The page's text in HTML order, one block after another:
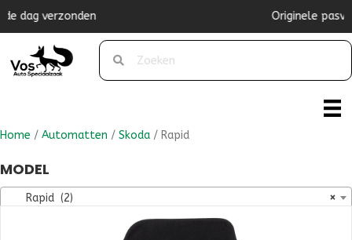
Home / Automatten / Skoda / Rapid
MODEL
×
Rapid (2)